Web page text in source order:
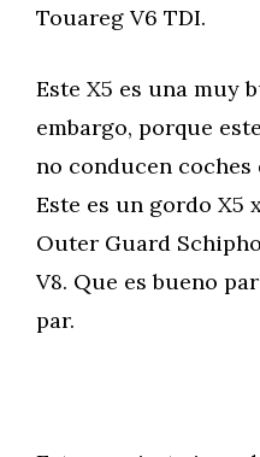
Touareg V6 TDI.
Este X5 es una muy
embargo, porque
no conducen coches
Este es un gordo X5
Outer Guard
V8. Que es bueno
par.